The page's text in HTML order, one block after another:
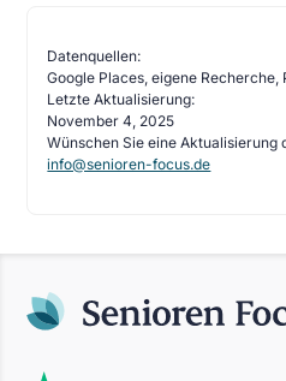
Datenquellen:
Google Places, eigene Recherche,
Letzte Aktualisierung:
November 4, 2025
Wünschen Sie eine Aktualisierung
info@senioren-focus.de